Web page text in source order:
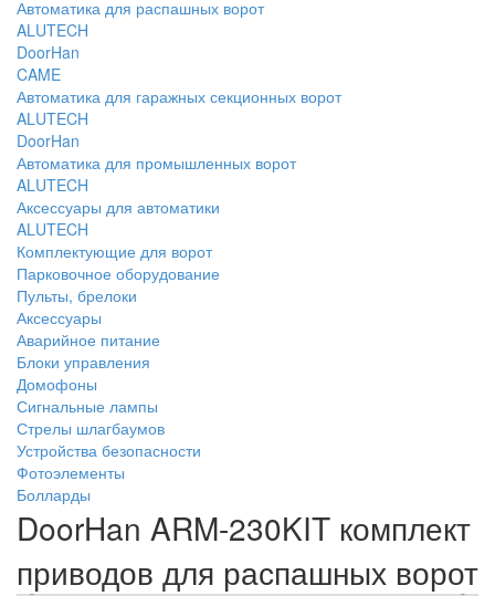
Автоматика для распашных ворот
ALUTECH
DoorHan
CAME
Автоматика для гаражных секционных ворот
ALUTECH
DoorHan
Автоматика для промышленных ворот
ALUTECH
Аксессуары для автоматики
ALUTECH
Комплектующие для ворот
Парковочное оборудование
Пульты, брелоки
Аксессуары
Аварийное питание
Блоки управления
Домофоны
Сигнальные лампы
Стрелы шлагбаумов
Устройства безопасности
Фотоэлементы
Болларды
DoorHan ARM-230KIT комплект
приводов для распашных ворот